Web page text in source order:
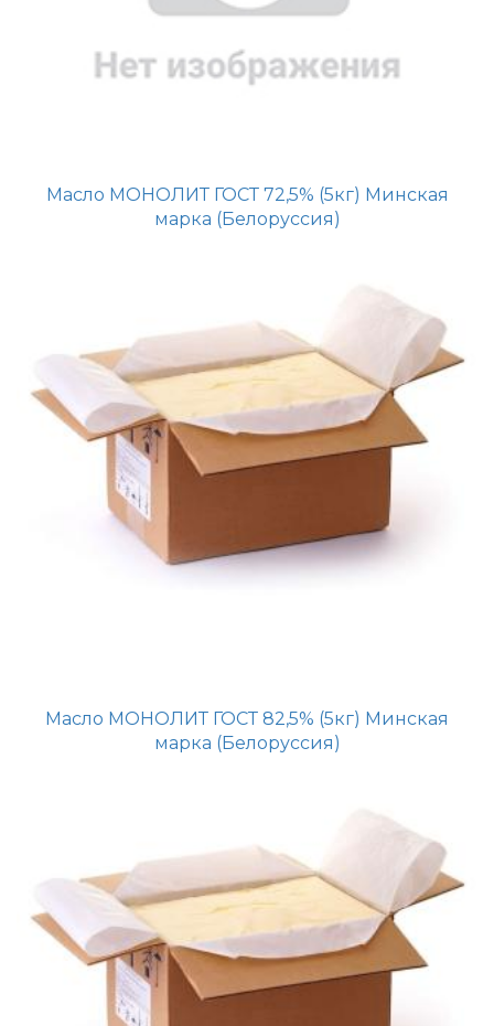
Масло МОНОЛИТ ГОСТ 72,5% (5кг) Минская
марка (Белоруссия)
Масло МОНОЛИТ ГОСТ 82,5% (5кг) Минская
марка (Белоруссия)